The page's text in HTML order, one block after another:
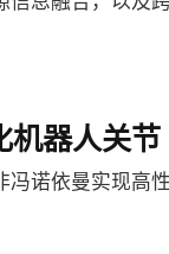
机器人关节
诺依曼实现高